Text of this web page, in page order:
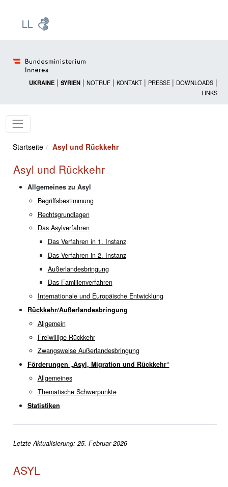
UKRAINE | SYRIEN | NOTRUF | KONTAKT | PRESSE | DOWNLOADS |
LINKS
Startseite Asyl und Rückkehr
Asyl und Rückkehr
Allgemeines zu Asyl
Begriffsbestimmung
Rechtsgrundlagen
Das Asylverfahren
Das Verfahren in 1. Instanz
Das Verfahren in 2. Instanz
Außerlandesbringung
Das Familienverfahren
Internationale und Europäische Entwicklung
Rückkehr/Außerlandesbringung
Allgemein
Freiwillige Rückkehr
Zwangsweise Außerlandesbringung
Förderungen „Asyl, Migration und Rückkehr“
Allgemeines
Thematische Schwerpunkte
Statistiken
Letzte Aktualisierung: 25. Februar 2026
ASYL